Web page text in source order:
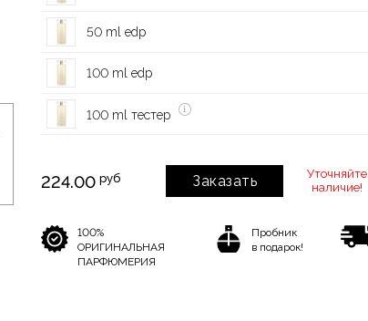
50 ml edp
100 ml edp
100 ml тестер
224.00 руб Заказать
Уточняйте
наличие!
100%
ОРИГИНАЛЬНАЯ
ПАРФЮМЕРИЯ
Пробник
в подарок!